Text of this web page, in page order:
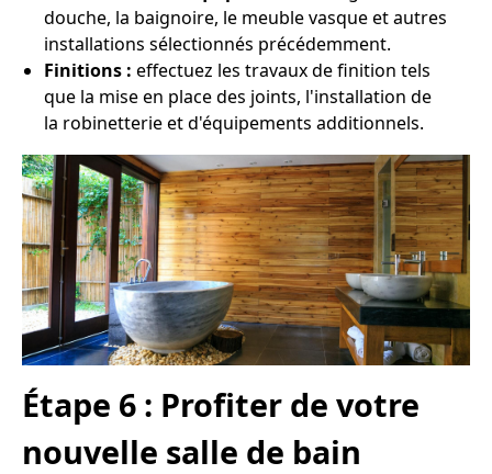
douche, la baignoire, le meuble vasque et autres
installations sélectionnés précédemment.
Finitions : effectuez les travaux de finition tels
que la mise en place des joints, l'installation de
la robinetterie et d'équipements additionnels.
Étape 6 : Profiter de votre
nouvelle salle de bain